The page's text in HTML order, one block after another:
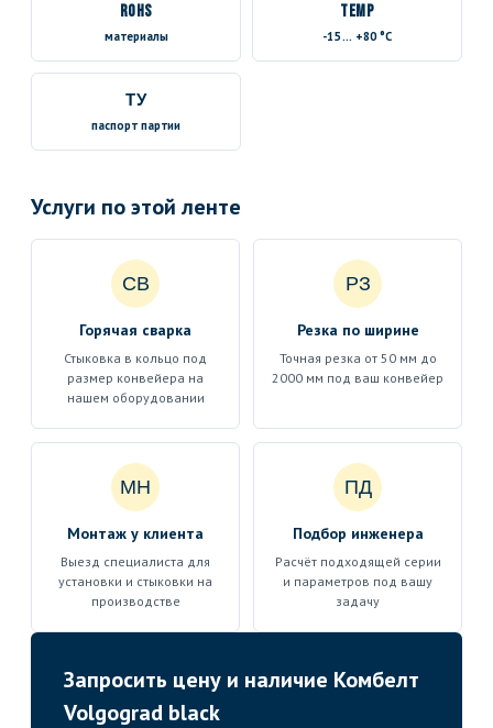
RoHS
материалы
TEMP
-15 … +80 °C
ТУ
паспорт партии
Услуги по этой ленте
СВ
Горячая сварка
Стыковка в кольцо под
размер конвейера на
нашем оборудовании
РЗ
Резка по ширине
Точная резка от 50 мм до
2000 мм под ваш конвейер
МН
Монтаж у клиента
Выезд специалиста для
установки и стыковки на
производстве
ПД
Подбор инженера
Расчёт подходящей серии
и параметров под вашу
задачу
Запросить цену и наличие Комбелт
Volgograd black